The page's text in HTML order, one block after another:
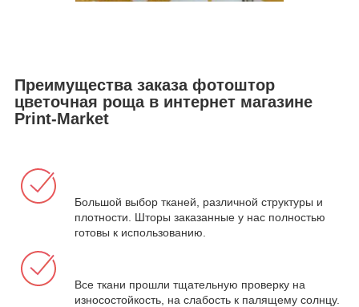
Преимущества заказа фотоштор
цветочная роща в интернет магазине
Print-Market
Большой выбор тканей, различной структуры и
плотности. Шторы заказанные у нас полностью
готовы к использованию.
Все ткани прошли тщательную проверку на
износостойкость, на слабость к палящему солнцу.